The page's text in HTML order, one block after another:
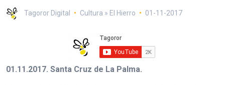
Tagoror Digital Cultura » El Hierro 01-11-2017
01.11.2017. Santa Cruz de La Palma.